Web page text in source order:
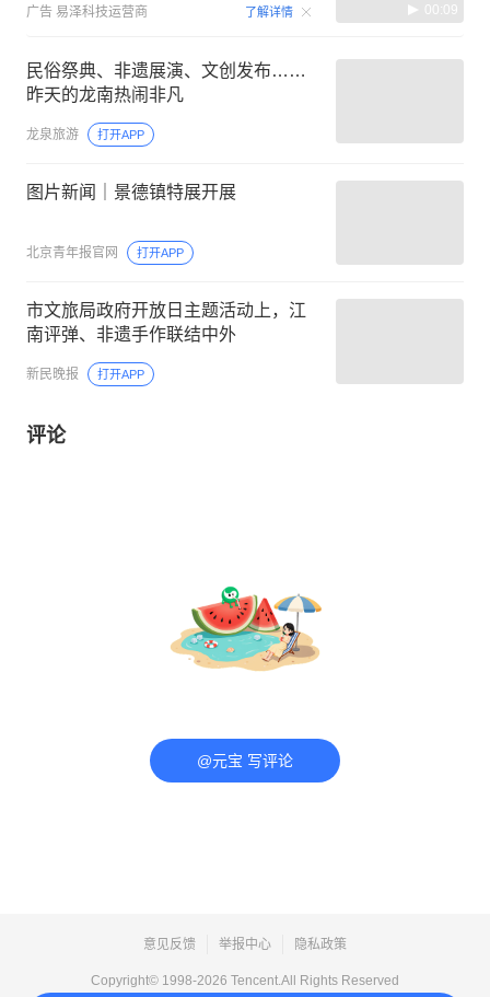
广告 易泽科技运营商 了解详情 00:09
民俗祭典、非遗展演、文创发布……
昨天的龙南热闹非凡
龙泉旅游 打开APP
图片新闻｜景德镇特展开展
北京青年报官网 打开APP
市文旅局政府开放日主题活动上，江
南评弹、非遗手作联结中外
新民晚报 打开APP
评论
@元宝 写评论
意见反馈 举报中心 隐私政策
Copyright© 1998-2026 Tencent.All Rights Reserved